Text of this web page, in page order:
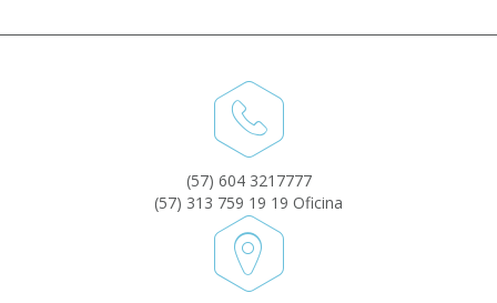
(57) 604 3217777
(57) 313 759 19 19 Oficina